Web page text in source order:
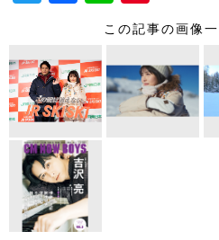
er e
b
o
o
k
n
nt
e
st
この記事の画像